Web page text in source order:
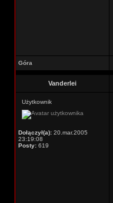
Góra
Vanderlei
Użytkownik
Dołączył(a): 20.mar.2005
23:19:08
Posty: 619